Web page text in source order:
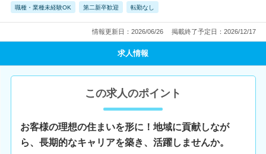
職種・業種未経験OK 第二新卒歓迎 転勤なし
情報更新日：2026/06/26 掲載終了予定日：2026/12/17
求人情報
この求人のポイント
お客様の理想の住まいを形に！地域に貢献しなが
ら、長期的なキャリアを築き、活躍しませんか。